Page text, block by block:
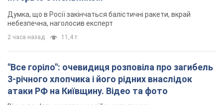
Думка, що в Росії закінчаться балістичні ракети, вкрай
небезпечна, наголосив експерт
2 часа назад 11,4 т.
"Все горіло": очевидиця розповіла про загибель
3-річного хлопчика і його рідних внаслідок
атаки РФ на Київщину. Відео та фото